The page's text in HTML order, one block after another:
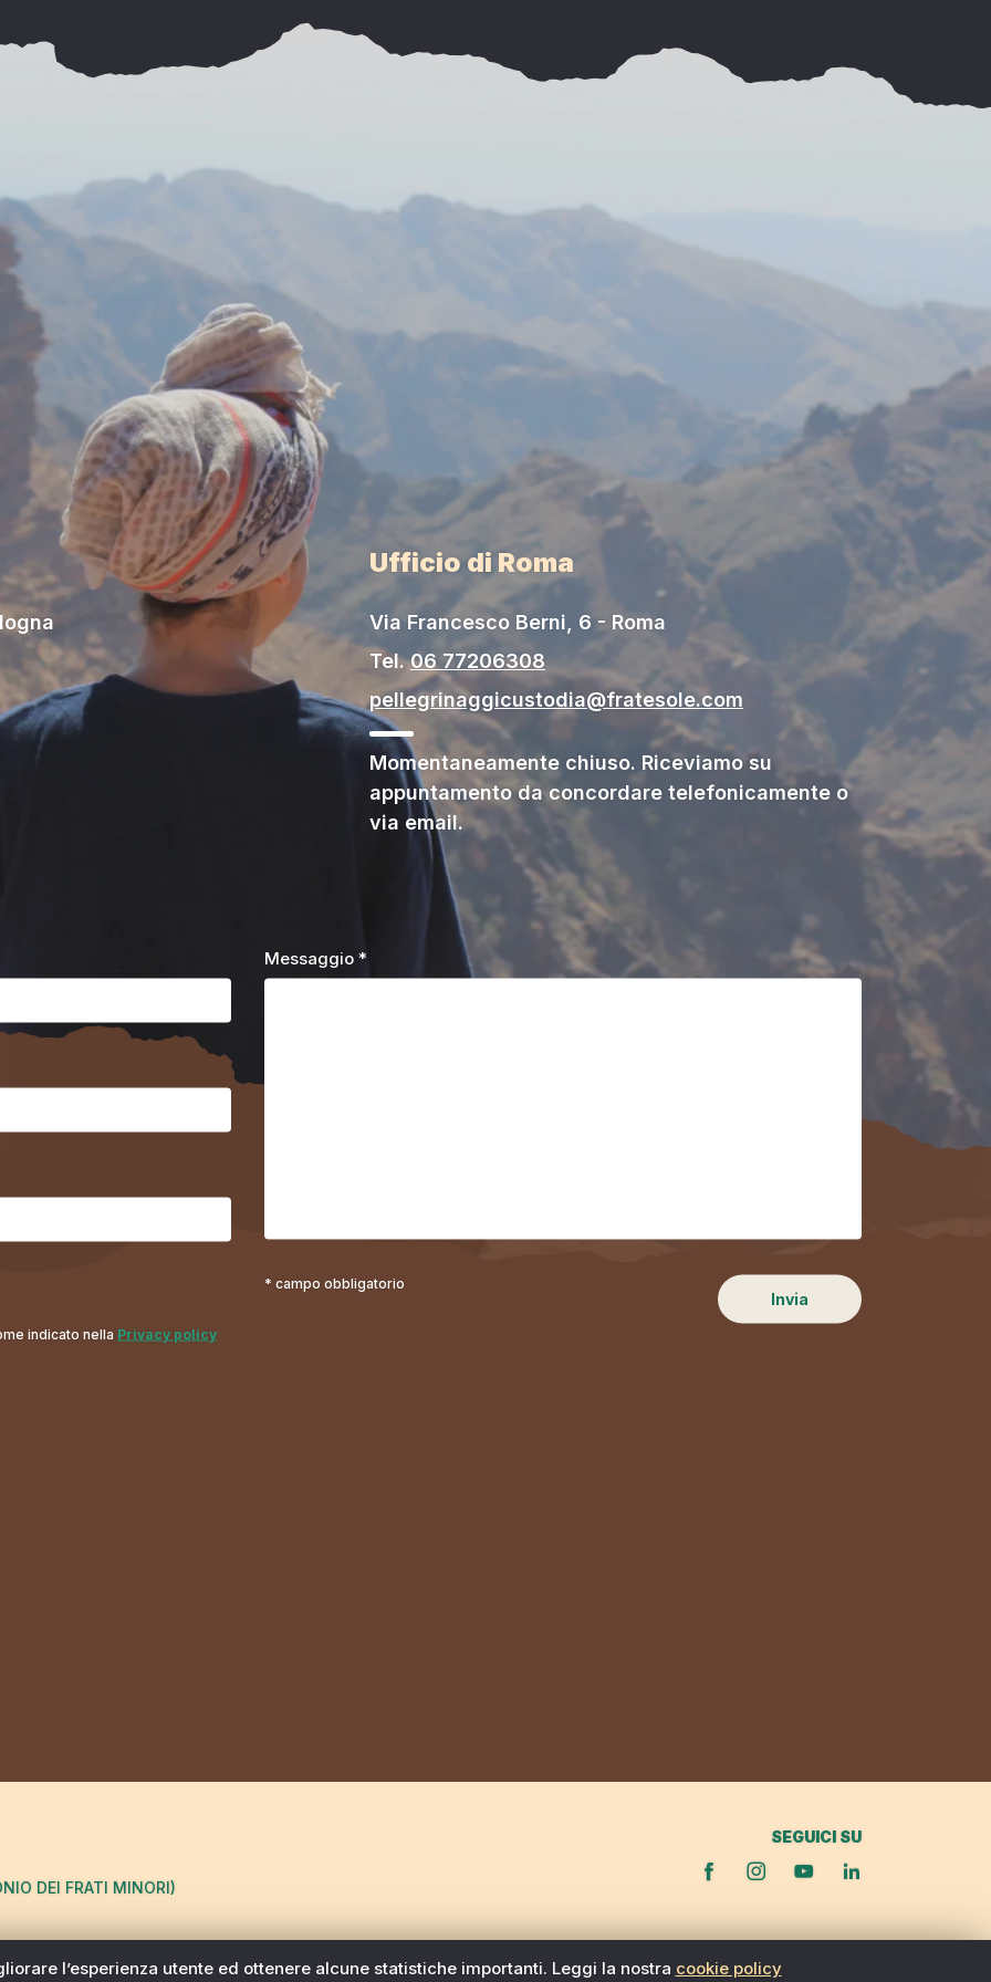
Ufficio di Roma
Via Francesco Berni, 6 - Roma
Tel.06 77206308
pellegrinaggicustodia@fratesole.com
Momentaneamente chiuso. Riceviamo su
appuntamento da concordare telefonicamente o
via email.
Messaggio *
indicato nella Privacy policy
* campo obbligatorio
Invia
DEI FRATI MINORI)
SEGUICI SU
dei Frati Minori Cookie policy | Privacy policy
l’esperienza utente ed ottenere alcune statistiche importanti. Leggi la nostra cookie policy